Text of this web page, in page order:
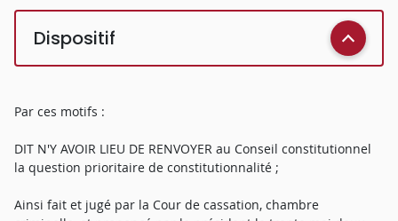
Dispositif
Par ces motifs :
DIT N'Y AVOIR LIEU DE RENVOYER au Conseil constitutionnel
la question prioritaire de constitutionnalité ;
Ainsi fait et jugé par la Cour de cassation, chambre